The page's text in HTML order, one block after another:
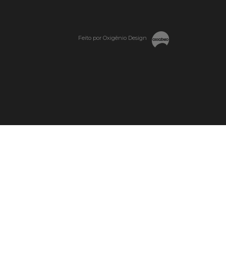
Feito por Oxigênio Design